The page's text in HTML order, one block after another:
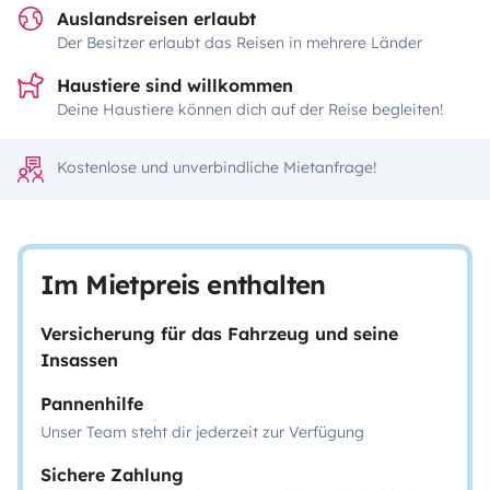
Auslandsreisen erlaubt
Der Besitzer erlaubt das Reisen in mehrere Länder
Haustiere sind willkommen
Deine Haustiere können dich auf der Reise begleiten!
Kostenlose und unverbindliche Mietanfrage!
Im Mietpreis enthalten
Versicherung für das Fahrzeug und seine
Insassen
Pannenhilfe
Unser Team steht dir jederzeit zur Verfügung
Sichere Zahlung